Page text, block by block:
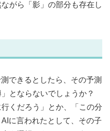
がら「影」の部分も存在し
できるとしたら、その予測
とならないでしょうか？
くだろう」とか、「この分
に言われたとして、その子